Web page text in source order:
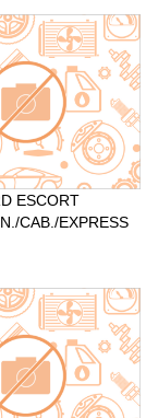
ESCORT
CAB./EXPRESS